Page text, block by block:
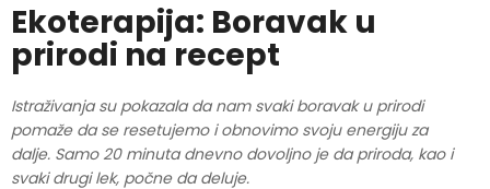
Ekoterapija: Boravak u
prirodi na recept
Istraživanja su pokazala da nam svaki boravak u prirodi
pomaže da se resetujemo i obnovimo svoju energiju za
dalje. Samo 20 minuta dnevno dovoljno je da priroda, kao i
svaki drugi lek, počne da deluje.